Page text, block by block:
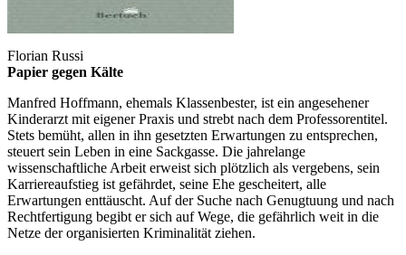
Florian Russi
Papier gegen Kälte
Manfred Hoffmann, ehemals Klassenbester, ist ein angesehener
Kinderarzt mit eigener Praxis und strebt nach dem Professorentitel.
Stets bemüht, allen in ihn gesetzten Erwartungen zu entsprechen,
steuert sein Leben in eine Sackgasse. Die jahrelange
wissenschaftliche Arbeit erweist sich plötzlich als vergebens, sein
Karriereaufstieg ist gefährdet, seine Ehe gescheitert, alle
Erwartungen enttäuscht. Auf der Suche nach Genugtuung und nach
Rechtfertigung begibt er sich auf Wege, die gefährlich weit in die
Netze der organisierten Kriminalität ziehen.